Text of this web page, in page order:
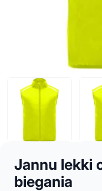
Jannu lekki
biegania